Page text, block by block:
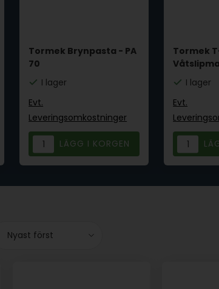
Tormek Brynpasta - PA
70
I lager
Evt.
Leveringsomkostninger
Tormek
I lager
Evt.